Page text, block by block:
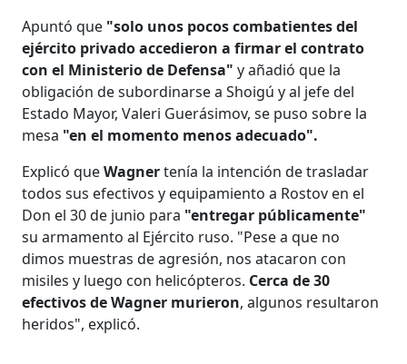
Apuntó que "solo unos pocos combatientes del
ejército privado accedieron a firmar el contrato
con el Ministerio de Defensa"y añadió que la
obligación de subordinarse a Shoigú y al jefe del
Estado Mayor, Valeri Guerásimov, se puso sobre la
mesa "en el momento menos adecuado".
Explicó queWagnertenía la intención de trasladar
todos sus efectivos y equipamiento a Rostov en el
Don el 30 de junio para "entregar públicamente"
su armamento al Ejército ruso. "Pese a que no
dimos muestras de agresión, nos atacaron con
misiles y luego con helicópteros. Cerca de 30
efectivos de Wagner murieron, algunos resultaron
heridos", explicó.